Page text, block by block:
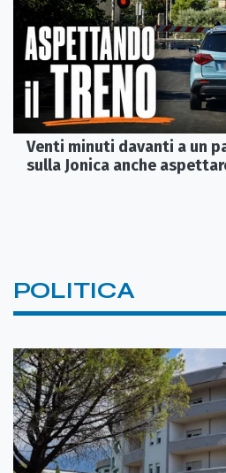
Venti minuti davanti a un
sulla Jonica anche
POLITICA